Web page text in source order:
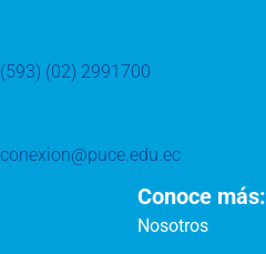
(593) (02) 2991700
conexion@puce.edu.ec
Conoce más:
Nosotros